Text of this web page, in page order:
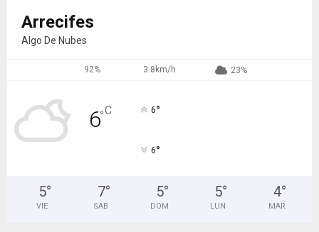
Arrecifes
Algo De Nubes
92% 3.8km/h 23%
6°C 6°
6°
5°
VIE
7°
SAB
5°
DOM
5°
LUN
4°
MAR